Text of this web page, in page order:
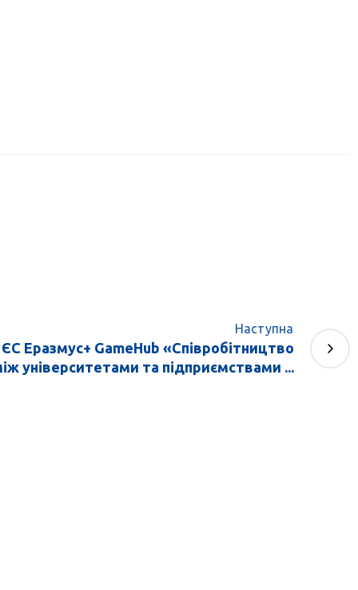
Наступна
Еразмус+ GameHub «Співробітництво
університетами та підприємствами ...